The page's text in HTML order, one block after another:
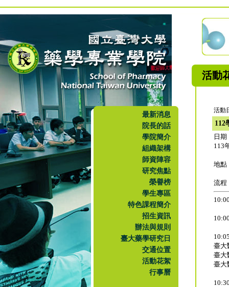
最新消息
院長的話
學院簡介
組織架構
師資陣容
研究焦點
榮譽榜
學生專區
特色課程簡介
招生資訊
辦法與規則
臺大藥學研究日
交通位置
活動花絮
行事曆
活動
活動
112
日期
113
地點
流程
臺大
臺大
臺大